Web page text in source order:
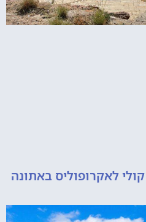
לאקרופוליס באתונה